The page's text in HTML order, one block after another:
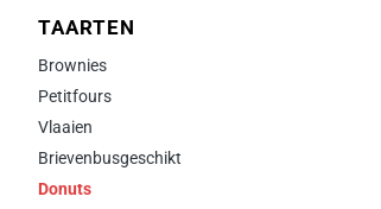
TAARTEN
Brownies
Petitfours
Vlaaien
Brievenbusgeschikt
Donuts